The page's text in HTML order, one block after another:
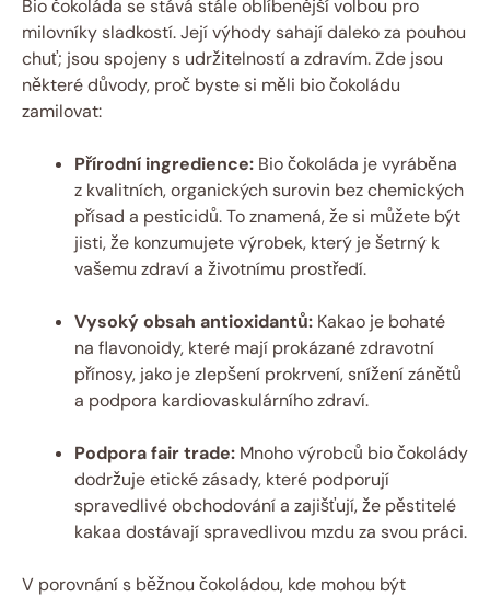
Bio čokoláda se stává stále oblíbenější volbou pro
milovníky sladkostí. Její výhody sahají daleko za pouhou
chuť; jsou spojeny s udržitelností a zdravím. Zde jsou
některé důvody, proč byste si měli bio čokoládu
zamilovat:
Přírodní ingredience: Bio čokoláda je vyráběna
z kvalitních, organických surovin bez chemických
přísad a pesticidů. To znamená, že si můžete být
jisti, že konzumujete výrobek, který je šetrný k
vašemu zdraví a životnímu prostředí.
Vysoký obsah antioxidantů: Kakao je bohaté
na flavonoidy, které mají prokázané zdravotní
přínosy, jako je zlepšení prokrvení, snížení zánětů
a podpora kardiovaskulárního zdraví.
Podpora fair trade: Mnoho výrobců bio čokolády
dodržuje etické zásady, které podporují
spravedlivé obchodování a zajišťují, že pěstitelé
kakaa dostávají spravedlivou mzdu za svou práci.
V porovnání s běžnou čokoládou, kde mohou být